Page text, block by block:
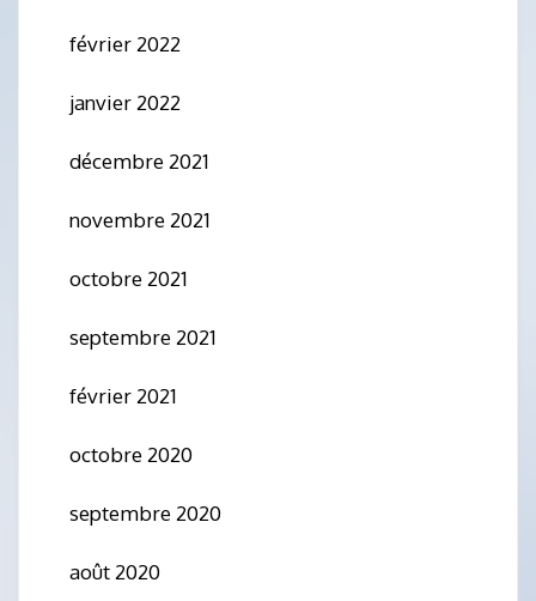
février 2022
janvier 2022
décembre 2021
novembre 2021
octobre 2021
septembre 2021
février 2021
octobre 2020
septembre 2020
août 2020